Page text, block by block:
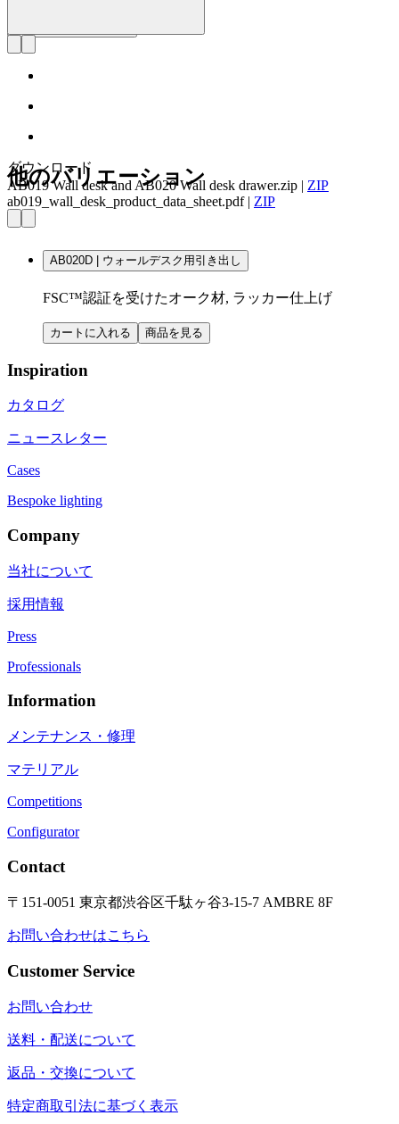
ダウンロード
AB019 Wall desk and AB020 Wall desk drawer.zip | ZIP
ab019_wall_desk_product_data_sheet.pdf| ZIP
他のバリエーション
AB020D | ウォールデスク用引き出し
FSC™認証を受けたオーク材, ラッカー仕上げ
カートに入れる 商品を見る
Inspiration
カタログ
ニュースレター
Cases
Bespoke lighting
Company
当社について
採用情報
Press
Professionals
Information
メンテナンス・修理
マテリアル
Competitions
Configurator
Contact
〒151-0051 東京都渋谷区千駄ヶ谷3-15-7 AMBRE 8F
お問い合わせはこちら
Customer Service
お問い合わせ
送料・配送について
返品・交換について
特定商取引法に基づく表示